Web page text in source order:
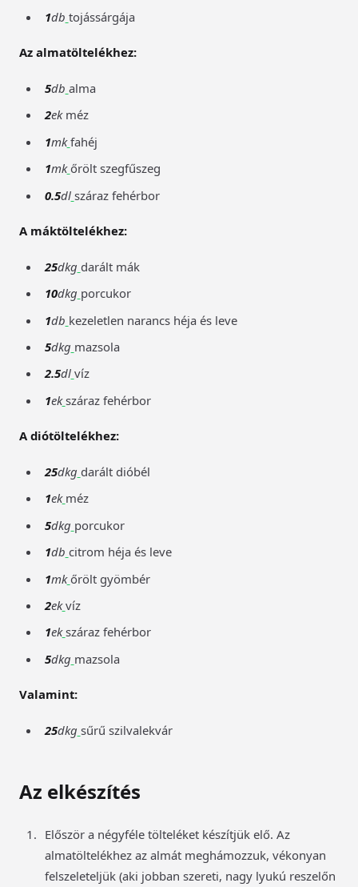
1db tojássárgája
Az almatöltelékhez:
5db alma
2ek méz
1mk fahéj
1mk őrölt szegfűszeg
0.5dl száraz fehérbor
A máktöltelékhez:
25dkg darált mák
10dkg porcukor
1db kezeletlen narancs héja és leve
5dkg mazsola
2.5dl víz
1ek száraz fehérbor
A diótöltelékhez:
25dkg darált dióbél
1ek méz
5dkg porcukor
1db citrom héja és leve
1mk őrölt gyömbér
2ek víz
1ek száraz fehérbor
5dkg mazsola
Valamint:
25dkg sűrű szilvalekvár
Az elkészítés
Először a négyféle tölteléket készítjük elő. Az
almatöltelékhez az almát meghámozzuk, vékonyan
felszeleteljük (aki jobban szereti, nagy lyukú reszelőn